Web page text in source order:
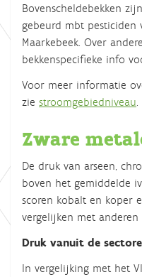
Bovenscheldebekken
gebeurd mbt pesticiden
Maarkebeek. Over
bekkenspecifieke info
Voor meer informatie
zie stroomgebiedniveau
Zware
De druk van arseen,
boven het gemiddelde
scoren kobalt en koper
vergelijken met anderen
Druk vanuit de
In vergelijking met het